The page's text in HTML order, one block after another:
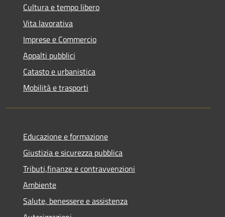
Cultura e tempo libero
Vita lavorativa
Imprese e Commercio
Appalti pubblici
Catasto e urbanistica
Mobilità e trasporti
Educazione e formazione
Giustizia e sicurezza pubblica
Tributi,finanze e contravvenzioni
Ambiente
Salute, benessere e assistenza